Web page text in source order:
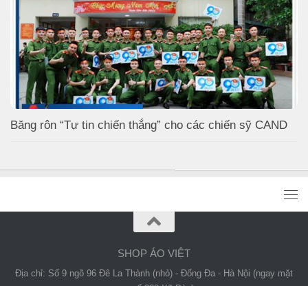
Băng rôn “Tự tin chiến thắng” cho các chiến sỹ CAND
SHOP ÁO VIỆT
Địa chỉ: Số 9 ngõ 96 Đê La Thành (nhỏ) - Đống Đa - Hà Nội (ngay mặt